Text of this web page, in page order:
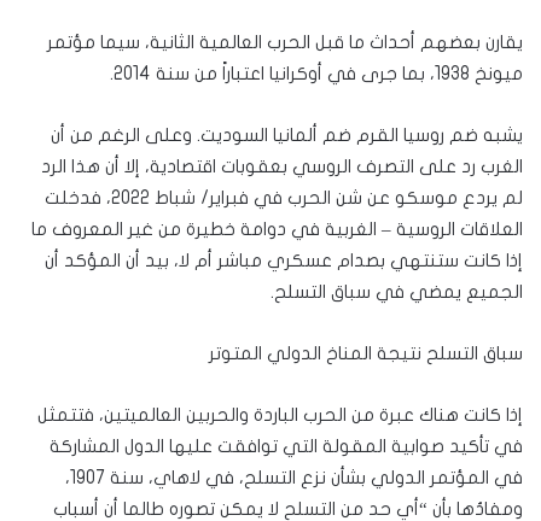
يقارن بعضهم أحداث ما قبل الحرب العالمية الثانية، سيما مؤتمر
ميونخ 1938، بما جرى في أوكرانيا اعتباراً من سنة 2014.
يشبه ضم روسيا القرم ضم ألمانيا السوديت. وعلى الرغم من أن
الغرب رد على التصرف الروسي بعقوبات اقتصادية، إلا أن هذا الرد
لم يردع موسكو عن شن الحرب في فبراير/ شباط 2022، فدخلت
العلاقات الروسية – الغربية في دوامة خطيرة من غير المعروف ما
إذا كانت ستنتهي بصدام عسكري مباشر أم لا، بيد أن المؤكد أن
الجميع يمضي في سباق التسلح.
سباق التسلح نتيجة المناخ الدولي المتوتر
إذا كانت هناك عبرة من الحرب الباردة والحربين العالميتين، فتتمثل
في تأكيد صوابية المقولة التي توافقت عليها الدول المشاركة
في المؤتمر الدولي بشأن نزع التسلح، في لاهاي، سنة 1907،
ومفادُها بأن “أي حد من التسلح لا يمكن تصوره طالما أن أسباب